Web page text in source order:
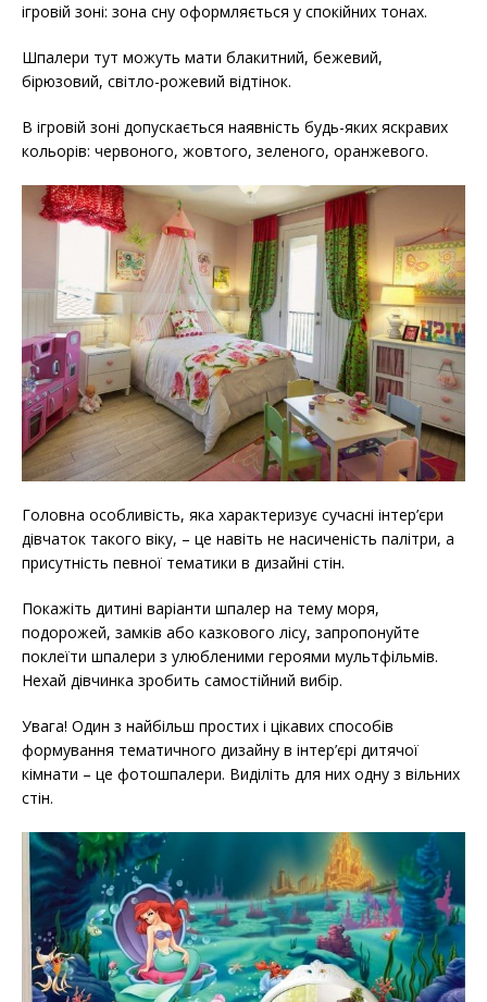
ігровій зоні: зона сну оформляється у спокійних тонах.
Шпалери тут можуть мати блакитний, бежевий,
бірюзовий, світло-рожевий відтінок.
В ігровій зоні допускається наявність будь-яких яскравих
кольорів: червоного, жовтого, зеленого, оранжевого.
Головна особливість, яка характеризує сучасні інтер’єри
дівчаток такого віку, – це навіть не насиченість палітри, а
присутність певної тематики в дизайні стін.
Покажіть дитині варіанти шпалер на тему моря,
подорожей, замків або казкового лісу, запропонуйте
поклеїти шпалери з улюбленими героями мультфільмів.
Нехай дівчинка зробить самостійний вибір.
Увага! Один з найбільш простих і цікавих способів
формування тематичного дизайну в інтер’єрі дитячої
кімнати – це фотошпалери. Виділіть для них одну з вільних
стін.